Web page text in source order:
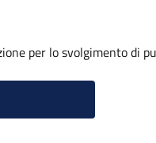
per lo svolgimento di